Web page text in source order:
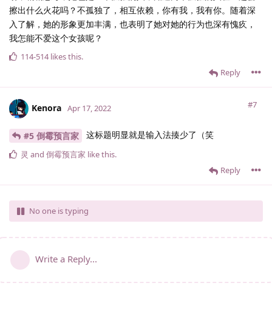
擦出什么火花吗？不孤独了，相互依赖，你有我，我有你。随着深
入了解，她的形象更加丰满，也表明了她对她的行为也深有愧疚，
我怎能不爱这个女孩呢？
Reply
114-514likes this.
Kenora #7
Apr 17, 2022
#5 倒霉预言家 这标题明显就是输入法揍少了（笑
Reply
灵 and 倒霉预言家 like this.
No one is typing
Write a Reply...